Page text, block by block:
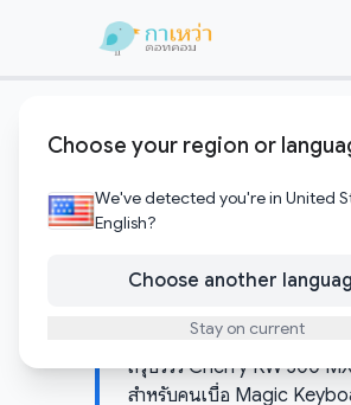
Choose your region or
We've detected you're in United
English?
Choose another
Stay on current
รีวิว
รีวิว
เกิดมาเพื่
สรุปรีวิว Cherry KW 300
สำหรับคนเบื่อ Magic